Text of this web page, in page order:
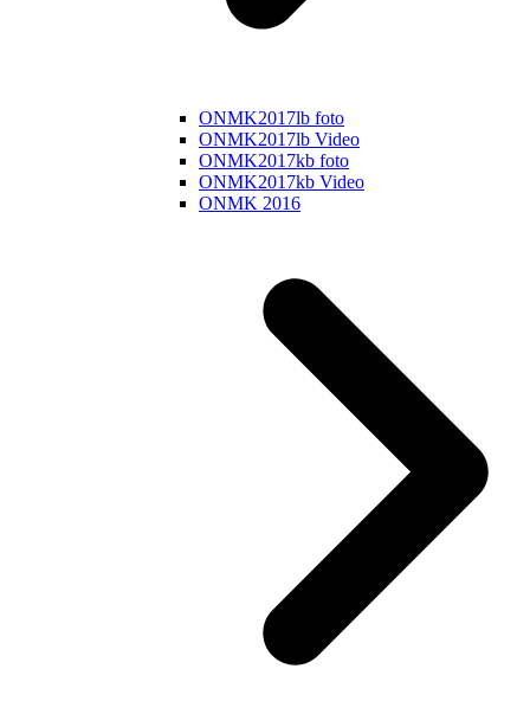
ONMK2017lb foto
ONMK2017lb Video
ONMK2017kb foto
ONMK2017kb Video
ONMK 2016